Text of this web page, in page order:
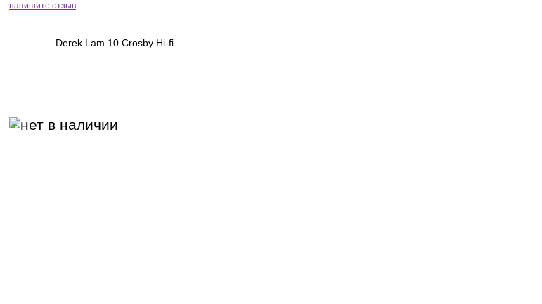
напишите отзыв
Derek Lam 10 Crosby Hi-fi